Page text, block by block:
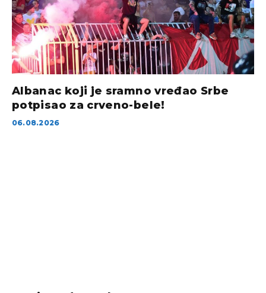
Albanac koji je sramno vređao Srbe
potpisao za crveno-bele!
06.08.2026